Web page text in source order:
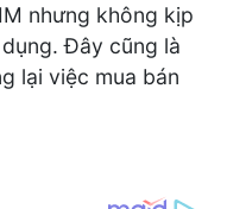
nhưng không kịp
Đây cũng là
lại việc mua bán